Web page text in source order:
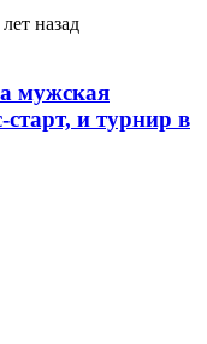
назад
мужская
и турнир в